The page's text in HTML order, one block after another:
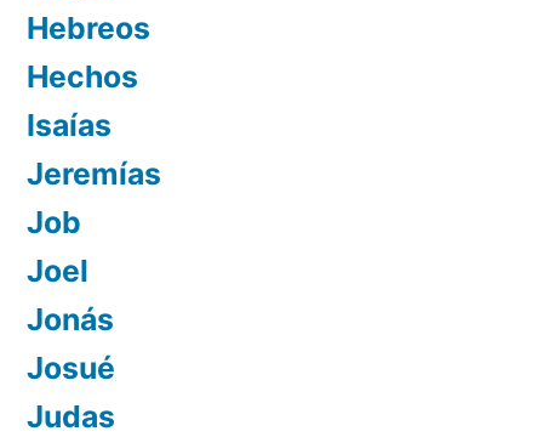
Hebreos
Hechos
Isaías
Jeremías
Job
Joel
Jonás
Josué
Judas